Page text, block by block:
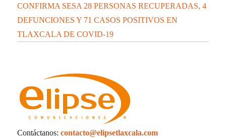
CONFIRMA SESA 28 PERSONAS RECUPERADAS, 4
DEFUNCIONES Y 71 CASOS POSITIVOS EN
TLAXCALA DE COVID-19
Contáctanos: contacto@elipsetlaxcala.com